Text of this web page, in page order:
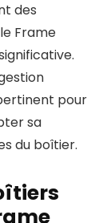
des
Frame
pour
sa
du boîtier.